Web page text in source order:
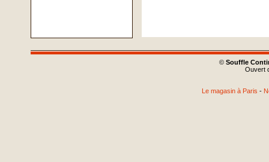
© Souffle
Ouvert
Le magasin à Paris -